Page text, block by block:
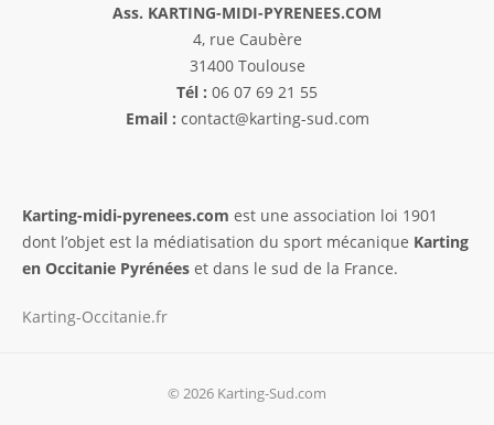
Ass. KARTING-MIDI-PYRENEES.COM
4, rue Caubère
31400 Toulouse
Tél : 06 07 69 21 55
Email : contact@karting-sud.com
Karting-midi-pyrenees.com est une association loi 1901
dont l’objet est la médiatisation du sport mécanique Karting
en Occitanie Pyrénées et dans le sud de la France.
Karting-Occitanie.fr
© 2026 Karting-Sud.com